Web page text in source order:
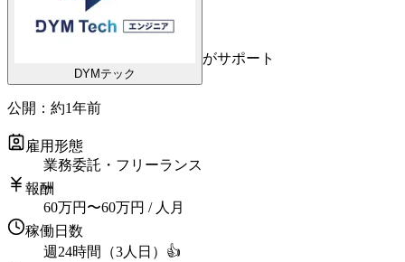
DYMテック
がサポート
公開： 約1年前
雇用形態
業務委託・フリーランス
報酬
60万円 〜60万円 / 人月
稼働日数
週24時間（3人日） 👍